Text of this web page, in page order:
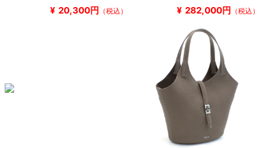
¥ 20,300円 （税込） ¥ 282,000円 （税込）